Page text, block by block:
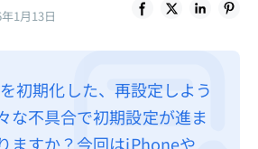
1月13日
初期化した、再設定しよう
な不具合で初期設定が進ま
ますか？今回はiPhoneや